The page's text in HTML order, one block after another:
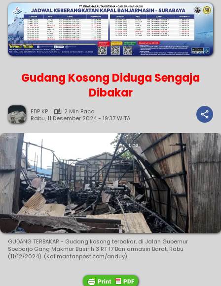
Gudang Kosong Diduga Sengaja
Dibakar
EDP KP
2 Min Baca
Rabu, 11 Desember 2024 - 19:37 WITA
GUDANG TERBAKAR - Gudang kosong terbakar, di Jalan Gubernur
Soebarjo Gang Makmur Basirih 3 RT 17 Banjarmasin Barat, Rabu
(11/12/2024). (Kalimantanpost.com/anduy).